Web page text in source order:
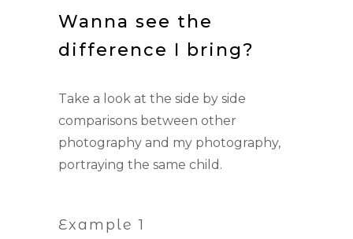
Wanna see the
difference I bring?
Take a look at the side by side
comparisons between other
photography and my photography,
portraying the same child.
Example 1